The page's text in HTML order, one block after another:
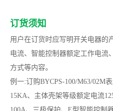
订货须知
用户在订货时应写明开关电器的
电流、智能控制器额定工作电流
方式等内容。
例一:订购BYCPS-100/M63/02M
15KA、主体壳架等级额定电流